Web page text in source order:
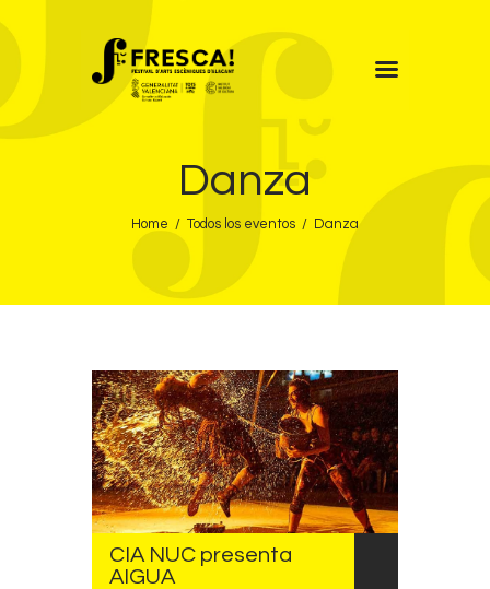
Danza
Home Todos los eventos Danza
Programa
Contacto
CAST
CIA NUC presenta
AIGUA